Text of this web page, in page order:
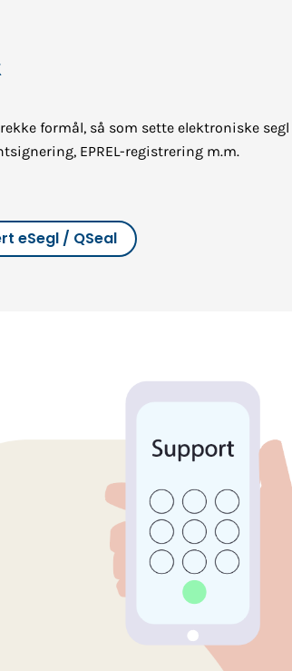
formål, så som sette elektroniske segl
EPREL-registrering m.m.
eSegl / QSeal